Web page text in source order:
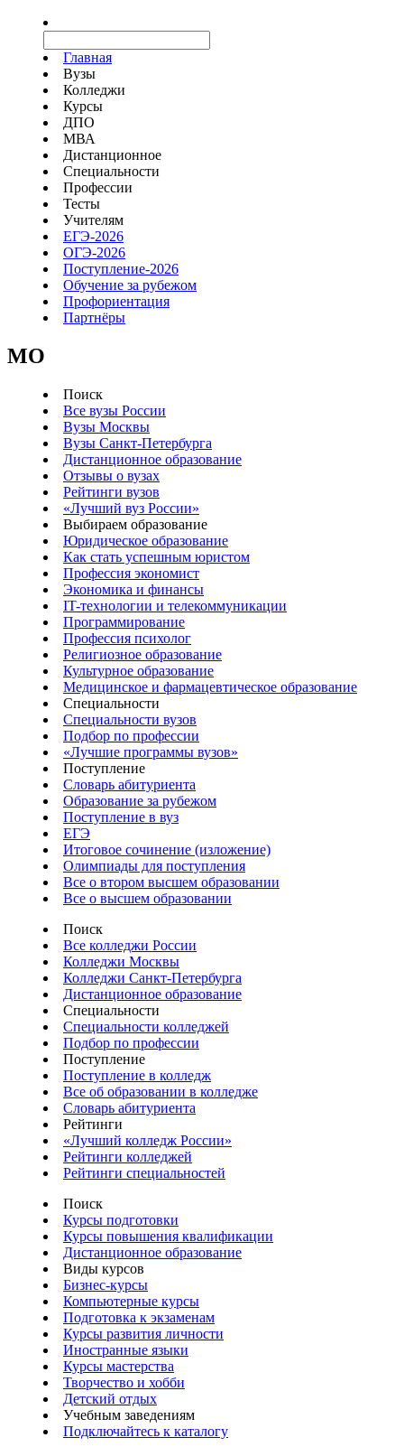
Главная
Вузы
Колледжи
Курсы
ДПО
МВА
Дистанционное
Специальности
Профессии
Тесты
Учителям
ЕГЭ-2026
ОГЭ-2026
Поступление-2026
Обучение за рубежом
Профориентация
Партнёры
MO
Поиск
Все вузы России
Вузы Москвы
Вузы Санкт-Петербурга
Дистанционное образование
Отзывы о вузах
Рейтинги вузов
«Лучший вуз России»
Выбираем образование
Юридическое образование
Как стать успешным юристом
Профессия экономист
Экономика и финансы
IT-технологии и телекоммуникации
Программирование
Профессия психолог
Религиозное образование
Культурное образование
Медицинское и фармацевтическое образование
Специальности
Специальности вузов
Подбор по профессии
«Лучшие программы вузов»
Поступление
Словарь абитуриента
Образование за рубежом
Поступление в вуз
ЕГЭ
Итоговое сочинение (изложение)
Олимпиады для поступления
Все о втором высшем образовании
Все о высшем образовании
Поиск
Все колледжи России
Колледжи Москвы
Колледжи Санкт-Петербурга
Дистанционное образование
Специальности
Специальности колледжей
Подбор по профессии
Поступление
Поступление в колледж
Все об образовании в колледже
Словарь абитуриента
Рейтинги
«Лучший колледж России»
Рейтинги колледжей
Рейтинги специальностей
Поиск
Курсы подготовки
Курсы повышения квалификации
Дистанционное образование
Виды курсов
Бизнес-курсы
Компьютерные курсы
Подготовка к экзаменам
Курсы развития личности
Иностранные языки
Курсы мастерства
Творчество и хобби
Детский отдых
Учебным заведениям
Подключайтесь к каталогу